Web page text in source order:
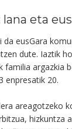
lana eta
da eusGara
dute. Iaztik
familia argazkia
enpresatik 20.
areagotzeko
hizkuntza